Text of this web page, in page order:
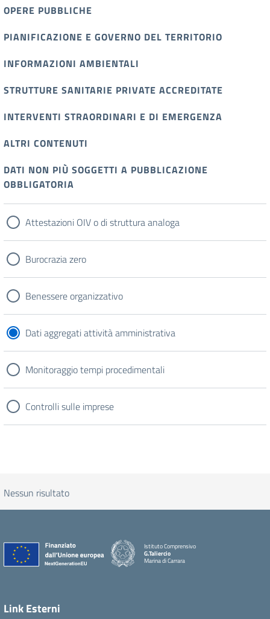
OPERE PUBBLICHE
PIANIFICAZIONE E GOVERNO DEL TERRITORIO
INFORMAZIONI AMBIENTALI
STRUTTURE SANITARIE PRIVATE ACCREDITATE
INTERVENTI STRAORDINARI E DI EMERGENZA
ALTRI CONTENUTI
DATI NON PIÙ SOGGETTI A PUBBLICAZIONE
OBBLIGATORIA
Attestazioni OIV o di struttura analoga
Burocrazia zero
Benessere organizzativo
Dati aggregati attività amministrativa
Monitoraggio tempi procedimentali
Controlli sulle imprese
Nessun risultato
Istituto Comprensivo
G.Taliercio
Marina di Carrara
Link Esterni